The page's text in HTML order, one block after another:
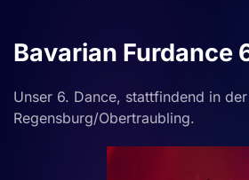
Bavarian Furdance
Unser 6. Dance, stattfindend in
Regensburg/Obertraubling.